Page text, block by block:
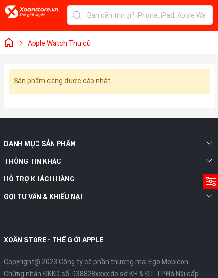
Apple Watch Thu cũ
Sản phẩm đang được cập nhật.
DANH MỤC SẢN PHẨM
THÔNG TIN KHÁC
HỖ TRỢ KHÁCH HÀNG
GỌI TƯ VẤN & KHIẾU NẠI
XOĂN STORE - THẾ GIỚI APPLE
Copyright@ 2023 Công ty cổ phần thương mại Ego Mobicon
Chứng nhận ĐKKD số: 038828xxxx do sở KH & ĐT TP.Hà Nội cấp